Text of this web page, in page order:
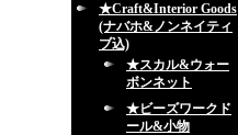
★Craft&Interior Goods
(ナバホ&ノンネイティ
ブ込)
★スカル&ウォー
ボンネット
★ビーズワークド
ール&小物